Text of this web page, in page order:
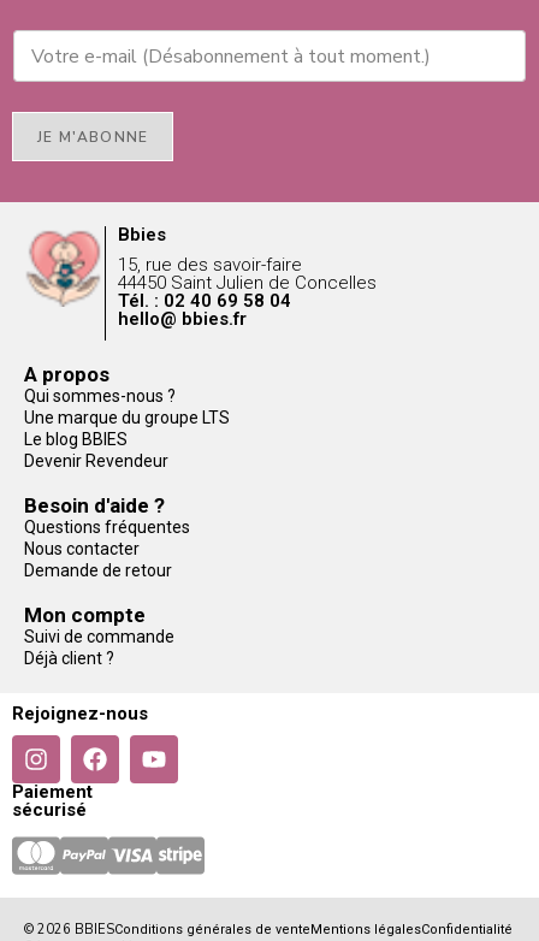
JE M'ABONNE
Bbies
15, rue des savoir-faire
44450 Saint Julien de Concelles
Tél. : 02 40 69 58 04
hello@ bbies.fr
A propos
Qui sommes-nous ?
Une marque du groupe LTS
Le blog BBIES
Devenir Revendeur
Besoin d'aide ?
Questions fréquentes
Nous contacter
Demande de retour
Mon compte
Suivi de commande
Déjà client ?
Rejoignez-nous
Paiement
sécurisé
© 2026 BBIESConditions générales de vente Mentions légalesConfidentialité